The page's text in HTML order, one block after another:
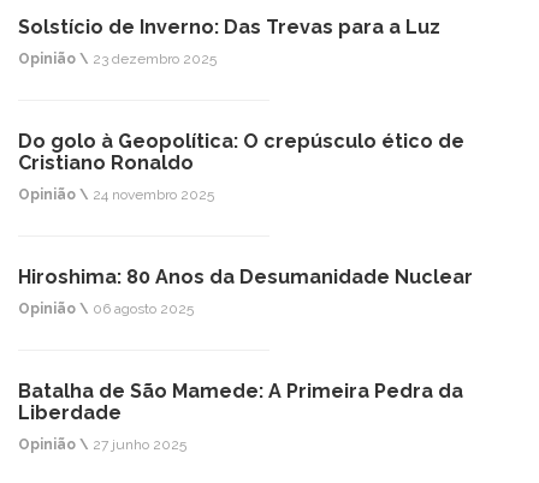
Solstício de Inverno: Das Trevas para a Luz
Opinião \ 23 dezembro 2025
Do golo à Geopolítica: O crepúsculo ético de
Cristiano Ronaldo
Opinião \ 24 novembro 2025
Hiroshima: 80 Anos da Desumanidade Nuclear
Opinião \ 06 agosto 2025
Batalha de São Mamede: A Primeira Pedra da
Liberdade
Opinião \ 27 junho 2025